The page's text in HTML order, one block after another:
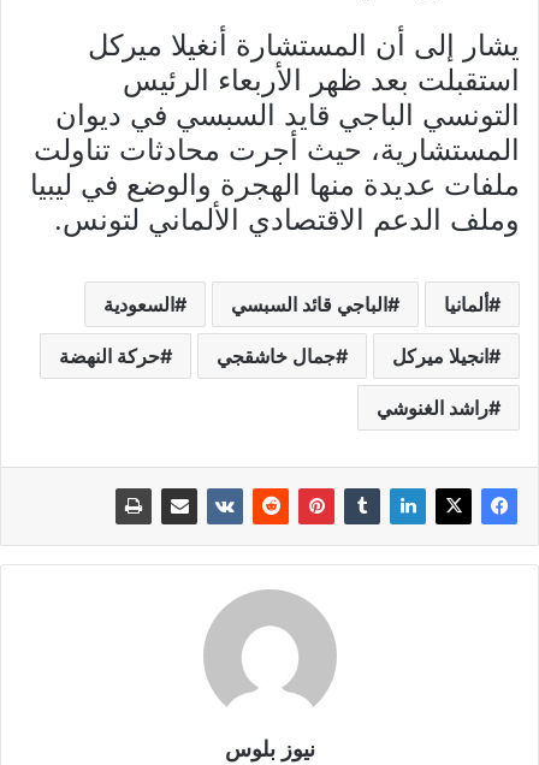
يشار إلى أن المستشارة أنغيلا ميركل
استقبلت بعد ظهر الأربعاء الرئيس
التونسي الباجي قايد السبسي في ديوان
المستشارية، حيث أجرت محادثات تناولت
ملفات عديدة منها الهجرة والوضع في ليبيا
وملف الدعم الاقتصادي الألماني لتونس.
ألمانيا الباجي قائد السبسي السعودية
انجيلا ميركل جمال خاشقجي حركة النهضة
راشد الغنوشي
نيوز بلوس